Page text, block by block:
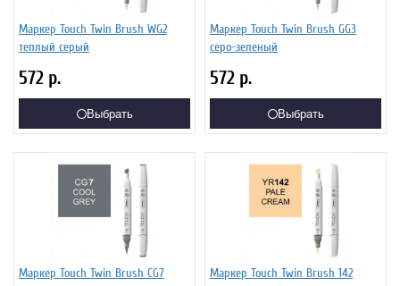
Маркер Touch Twin Brush WG2
теплый серый
572 р.
Выбрать
Маркер Touch Twin Brush GG3
серо-зеленый
572 р.
Выбрать
Маркер Touch Twin Brush CG7
Маркер Touch Twin Brush 142